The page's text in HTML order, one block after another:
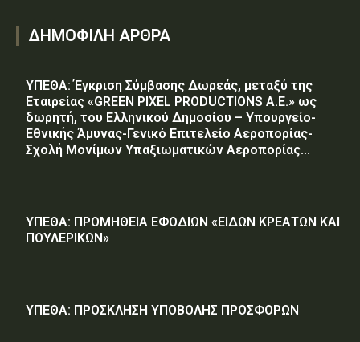
ΔΗΜΟΦΙΛΗ ΑΡΘΡΑ
ΥΠΕΘΑ: Έγκριση Σύμβασης Δωρεάς, μεταξύ της
Εταιρείας «GREEN PIXEL PRODUCTIONS Α.Ε.» ως
δωρητή, του Ελληνικού Δημοσίου – Υπουργείο-
Εθνικής Άμυνας-Γενικό Επιτελείο Αεροπορίας-
Σχολή Μονίμων Υπαξιωματικών Αεροπορίας...
ΥΠΕΘΑ: ΠΡΟΜΗΘΕΙΑ ΕΦΟΔΙΩΝ «ΕΙΔΩΝ ΚΡΕΑΤΩΝ ΚΑΙ
ΠΟΥΛΕΡΙΚΩΝ»
ΥΠΕΘΑ: ΠΡΟΣΚΛΗΣΗ ΥΠΟΒΟΛΗΣ ΠΡΟΣΦΟΡΩΝ